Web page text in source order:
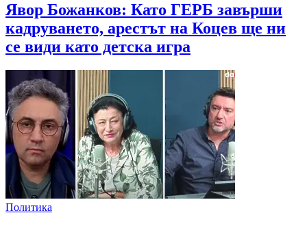
Явор Божанков: Като ГЕРБ завърши
кадруването, арестът на Коцев ще ни
се види като детска игра
Политика